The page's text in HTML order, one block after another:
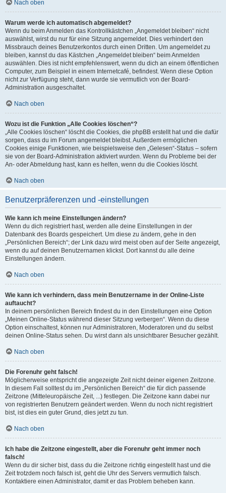
Nach oben
Warum werde ich automatisch abgemeldet?
Wenn du beim Anmelden das Kontrollkästchen „Angemeldet bleiben“ nicht
auswählst, wirst du nur für eine Sitzung angemeldet. Dies verhindert den
Missbrauch deines Benutzerkontos durch einen Dritten. Um angemeldet zu
bleiben, kannst du das Kästchen „Angemeldet bleiben“ beim Anmelden
auswählen. Dies ist nicht empfehlenswert, wenn du dich an einem öffentlichen
Computer, zum Beispiel in einem Internetcafé, befindest. Wenn diese Option
nicht zur Verfügung steht, dann wurde sie vermutlich von der Board-
Administration ausgeschaltet.
Nach oben
Wozu ist die Funktion „Alle Cookies löschen“?
„Alle Cookies löschen“ löscht die Cookies, die phpBB erstellt hat und die dafür
sorgen, dass du im Forum angemeldet bleibst. Außerdem ermöglichen
Cookies einige Funktionen, wie beispielsweise den „Gelesen“-Status – sofern
sie von der Board-Administration aktiviert wurden. Wenn du Probleme bei der
An- oder Abmeldung hast, kann es helfen, wenn du die Cookies löscht.
Nach oben
Benutzerpräferenzen und -einstellungen
Wie kann ich meine Einstellungen ändern?
Wenn du dich registriert hast, werden alle deine Einstellungen in der
Datenbank des Boards gespeichert. Um diese zu ändern, gehe in den
„Persönlichen Bereich“; der Link dazu wird meist oben auf der Seite angezeigt,
wenn du auf deinen Benutzernamen klickst. Dort kannst du alle deine
Einstellungen ändern.
Nach oben
Wie kann ich verhindern, dass mein Benutzername in der Online-Liste
auftaucht?
In deinem persönlichen Bereich findest du in den Einstellungen eine Option
„Meinen Online-Status während dieser Sitzung verbergen“. Wenn du diese
Option einschaltest, können nur Administratoren, Moderatoren und du selbst
deinen Online-Status sehen. Du wirst dann als unsichtbarer Besucher gezählt.
Nach oben
Die Forenuhr geht falsch!
Möglicherweise entspricht die angezeigte Zeit nicht deiner eigenen Zeitzone.
In diesem Fall solltest du im „Persönlichen Bereich“ die für dich passende
Zeitzone (Mitteleuropäische Zeit, ...) festlegen. Die Zeitzone kann dabei nur
von registrierten Benutzern geändert werden. Wenn du noch nicht registriert
bist, ist dies ein guter Grund, dies jetzt zu tun.
Nach oben
Ich habe die Zeitzone eingestellt, aber die Forenuhr geht immer noch
falsch!
Wenn du dir sicher bist, dass du die Zeitzone richtig eingestellt hast und die
Zeit trotzdem noch falsch ist, geht die Uhr des Servers vermutlich falsch.
Kontaktiere einen Administrator, damit er das Problem beheben kann.